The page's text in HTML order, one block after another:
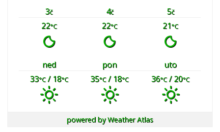
3č 4č 5č
22°C 22°C 21°C
ned pon
uto
33°C/ 18°C 35°C/ 18°C 36°C/ 20°C
powered byWeather Atlas